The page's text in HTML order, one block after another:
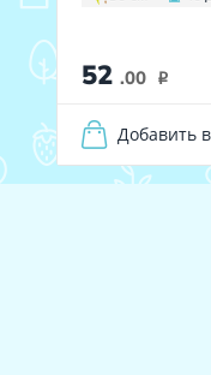
52 .00 i
Добавить